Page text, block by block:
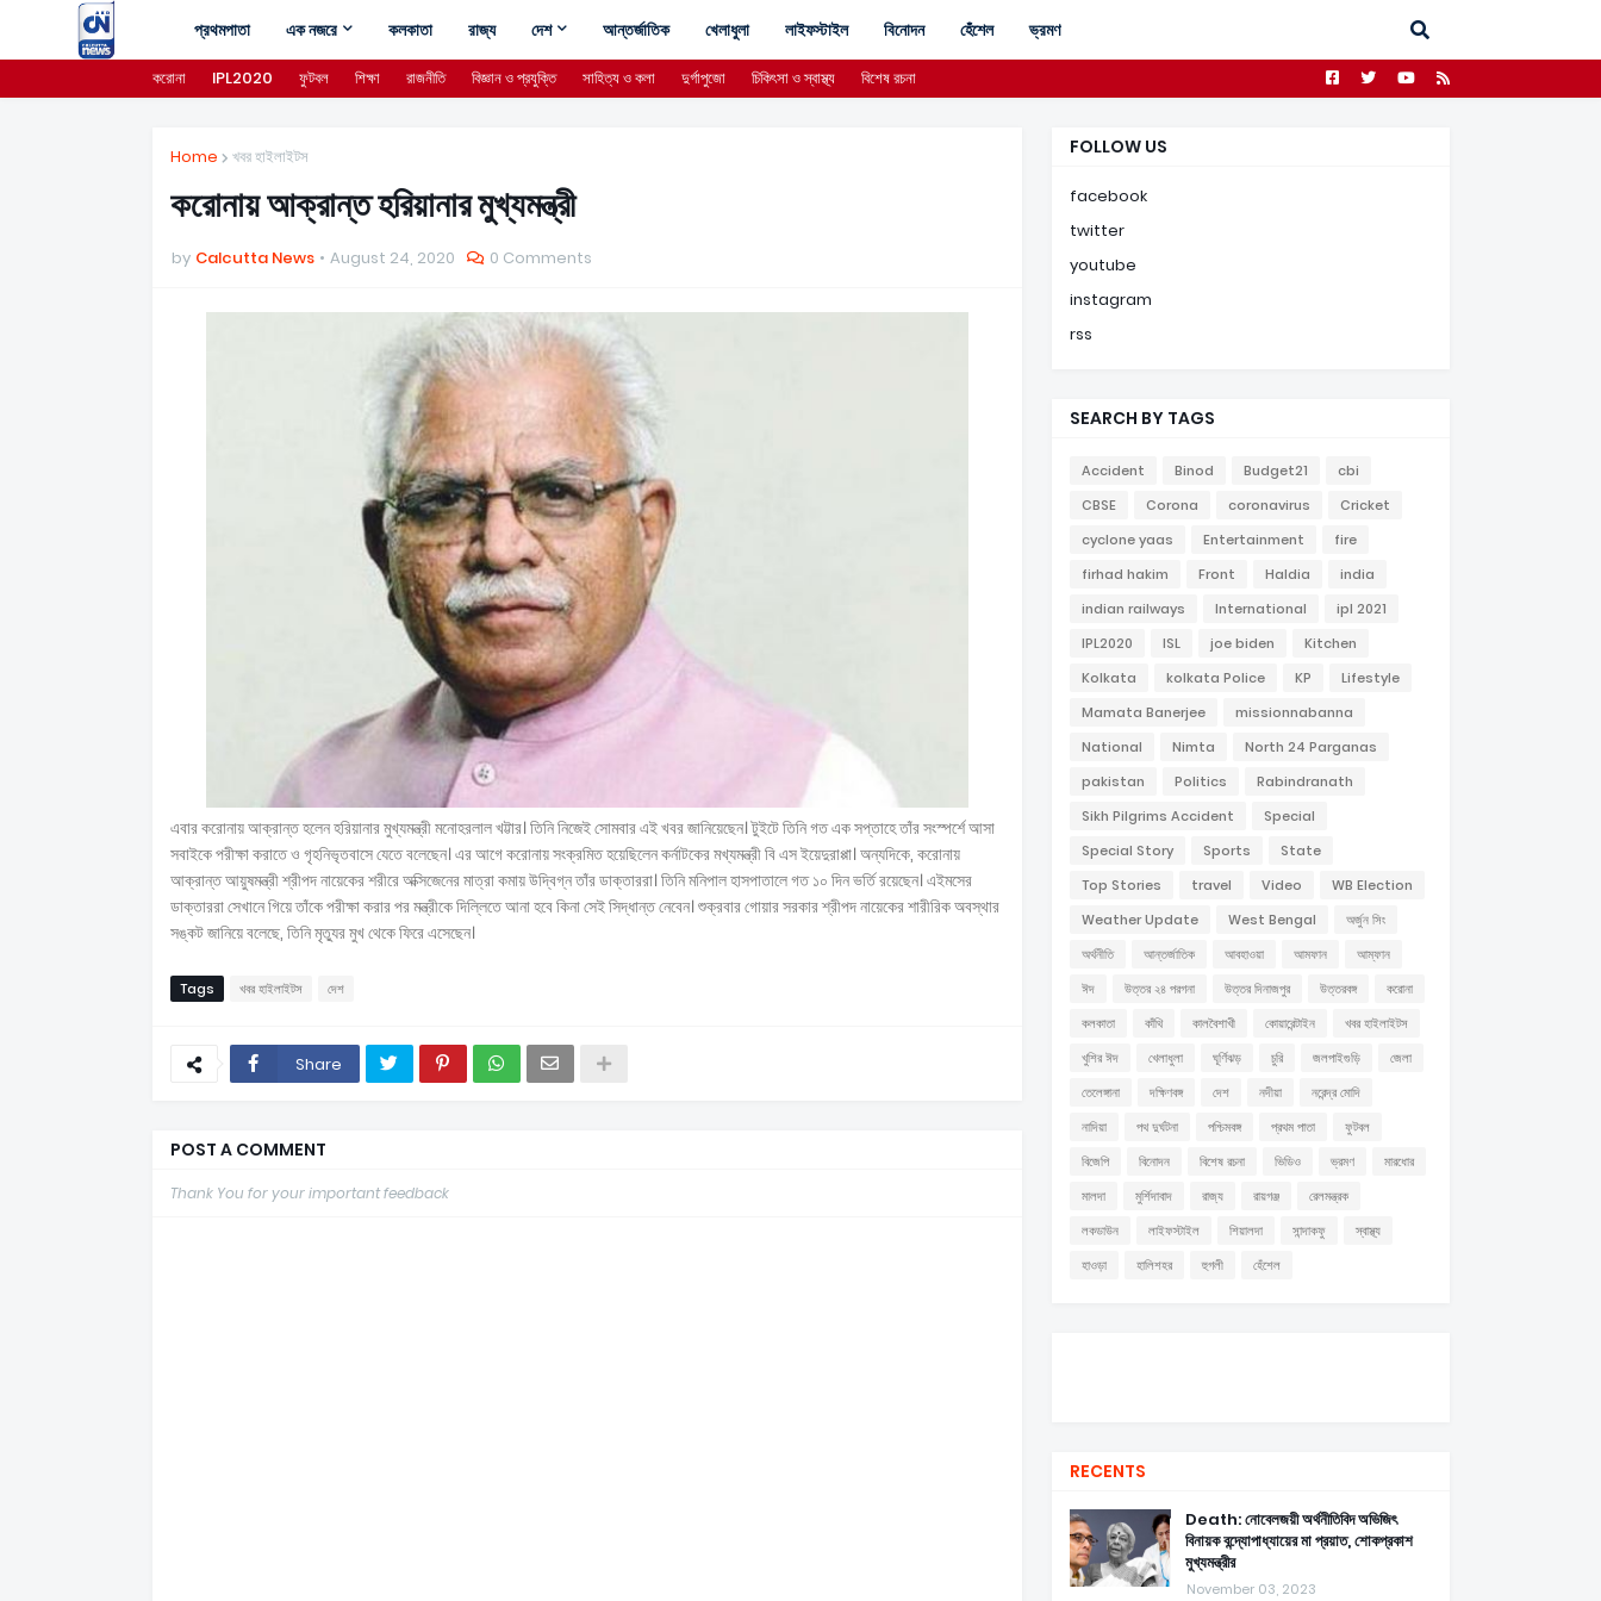
প্রথমপাতা এক নজরে কলকাতা রাজ্য দেশ আন্তর্জাতিক খেলাধুলা লাইফস্টাইল বিনোদন হেঁশেল ভ্রমণ
করোনা IPL2020 ফুটবল শিক্ষা রাজনীতি বিজ্ঞান ও প্রযুক্তি সাহিত্য ও কলা দুর্গাপুজো চিকিৎসা ও স্বাস্থ্য বিশেষ রচনা
Home খবর হাইলাইটস
করোনায় আক্রান্ত হরিয়ানার মুখ্যমন্ত্রী
by Calcutta News August 24, 2020 0 Comments
এবার করোনায় আক্রান্ত হলেন হরিয়ানার মুখ্যমন্ত্রী মনোহরলাল খট্টার। তিনি নিজেই সোমবার এই খবর জানিয়েছেন। টুইটে তিনি গত এক সপ্তাহে তাঁর সংস্পর্শে আসা
সবাইকে পরীক্ষা করাতে ও গৃহনিভৃতবাসে যেতে বলেছেন। এর আগে করোনায় সংক্রমিত হয়েছিলেন কর্নাটকের মখ্যমন্ত্রী বি এস ইয়েদুরাপ্পা। অন্যদিকে, করোনায়
আক্রান্ত আয়ুষমন্ত্রী শ্রীপদ নায়েকের শরীরে অক্সিজেনের মাত্রা কমায় উদ্বিগ্ন তাঁর ডাক্তাররা। তিনি মনিপাল হাসপাতালে গত ১০ দিন ভর্তি রয়েছেন। এইমসের
ডাক্তাররা সেখানে গিয়ে তাঁকে পরীক্ষা করার পর মন্ত্রীকে দিল্লিতে আনা হবে কিনা সেই সিদ্ধান্ত নেবেন। শুক্রবার গোয়ার সরকার শ্রীপদ নায়েকের শারীরিক অবস্থার
সঙ্কট জানিয়ে বলেছে, তিনি মৃত্যুর মুখ থেকে ফিরে এসেছেন।
Tags খবর হাইলাইটস দেশ
Share
POST A COMMENT
Thank You for your important feedback
FOLLOW US
facebook
twitter
youtube
instagram
rss
SEARCH BY TAGS
Accident Binod Budget21
cbi
CBSE
Corona coronavirus
Cricket
cyclone yaas
Entertainment
fire
firhad hakim
Front Haldia
india
indian railways
International
ipl 2021
IPL2020
ISL joe biden
Kitchen
Kolkata
kolkata Police KP
Lifestyle
Mamata Banerjee
missionnabanna
National
Nimta
North 24 Parganas
pakistan
Politics
Rabindranath
Sikh Pilgrims Accident
Special
Special Story
Sports
State
Top Stories
travel Video
WB Election
Weather Update
West Bengal
অর্জুন সিং
অর্থনীতি
আন্তর্জাতিক আবহাওয়া আমফান
আম্ফান
ঈদ
উত্তর ২৪ পরগনা উত্তর দিনাজপুর উত্তরবঙ্গ
করোনা
কলকাতা
কাঁথি কালবৈশাখী কোয়ারেন্টাইন
খবর হাইলাইটস
খুশির ঈদ
খেলাধুলা ঘূর্ণিঝড় চুরি জলপাইগুড়ি
জেলা
তেলেঙ্গানা
দক্ষিণবঙ্গ দেশ নদীয়া
নরেন্দ্র মোদি
নাদিয়া
পথ দুর্ঘটনা পশ্চিমবঙ্গ প্রথম পাতা
ফুটবল
বিজেপি
বিনোদন বিশেষ রচনা ভিডিও ভ্রমণ
মারধোর
মালদা
মুর্শিদাবাদ রাজ্য রায়গঞ্জ
রেলমন্ত্রক
লকডাউন
লাইফস্টাইল শিয়ালদা সান্দাকফু
স্বাস্থ্য
হাওড়া
হালিশহর হুগলী হেঁশেল
RECENTS
Death: নোবেলজয়ী অর্থনীতিবিদ অভিজিৎ
বিনায়ক বন্দ্যোপাধ্যায়ের মা প্রয়াত, শোকপ্রকাশ
মুখ্যমন্ত্রীর
November 03, 2023